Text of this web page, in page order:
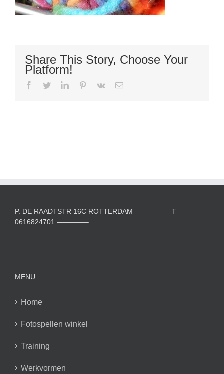
Share This Story, Choose Your
Platform!
facebooktwitterlinkedinpinterest
vk
E-
P. DE RAADTSTR 16C ROTTERDAM ————— T
0616824701 ————–
MENU
Home
Fotospellen winkel
Training
Werkvormen